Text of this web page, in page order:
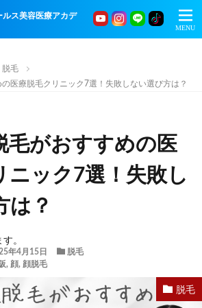
ス美容医療アカデ
脱毛
医療脱毛クリニック7選！失敗しない選び方は？
毛がおすすめの医
ニック7選！失敗し
は？
。
年4月15日
脱毛
, 顔, 顔脱毛
脱毛